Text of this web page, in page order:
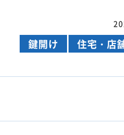
鍵開け 住宅・店